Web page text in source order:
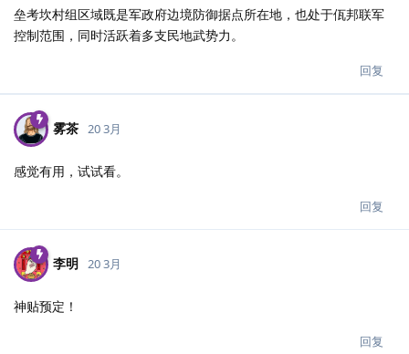
垒考坎村组区域既是军政府边境防御据点所在地，也处于佤邦联军
控制范围，同时活跃着多支民地武势力。
回复
雾茶 20 3月
感觉有用，试试看。
回复
李明 20 3月
神贴预定！
回复